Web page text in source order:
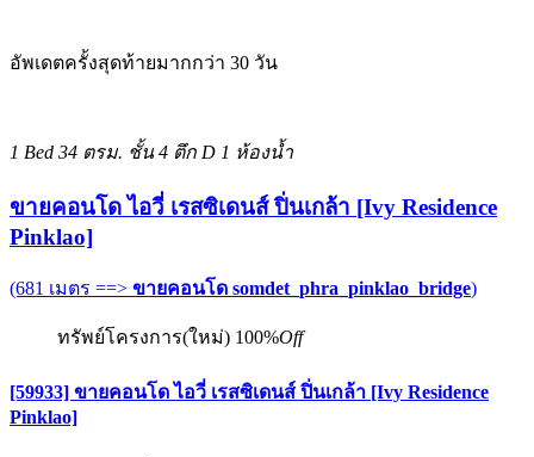
อัพเดตครั้งสุดท้ายมากกว่า 30 วัน
1 Bed 34 ตรม. ชั้น 4 ตึก D 1 ห้องน้ำ
ขายคอนโด ไอวี่ เรสซิเดนส์ ปิ่นเกล้า [Ivy Residence
Pinklao]
(681 เมตร ==> ขายคอนโด somdet_phra_pinklao_bridge)
ทรัพย์โครงการ(ใหม่) 100%Off
[59933] ขายคอนโด ไอวี่ เรสซิเดนส์ ปิ่นเกล้า [Ivy Residence
Pinklao]